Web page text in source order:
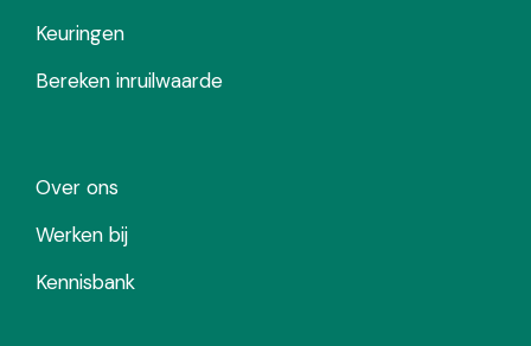
Keuringen
Bereken inruilwaarde
Over ons
Werken bij
Kennisbank